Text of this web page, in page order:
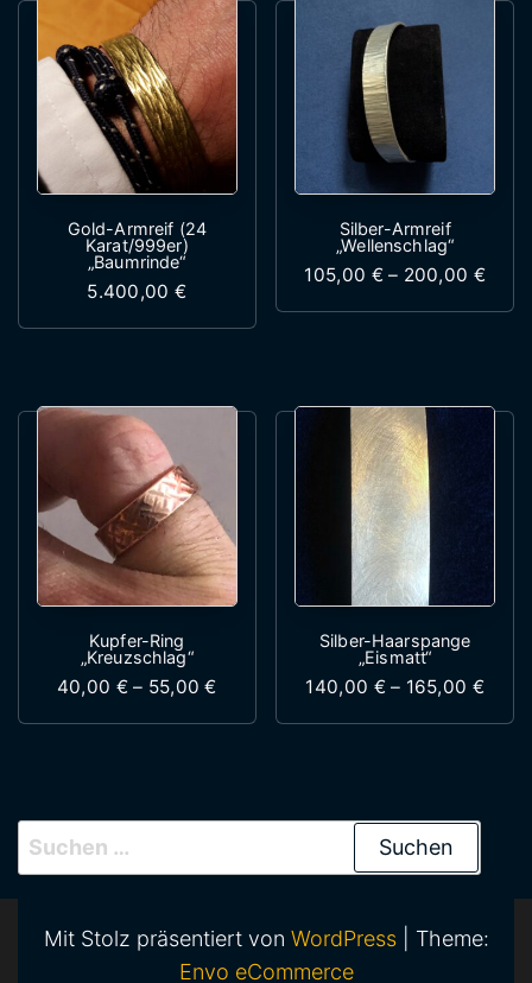
Gold-Armreif (24
Karat/999er)
„Baumrinde“
5.400,00€
Dieses Produkt weist mehrere
Silber-Armreif
„Wellenschlag“
105,00 € – 200,00 €
Dieses
Kupfer-Ring
„Kreuzschlag“
40,00 € – 55,00€ Preisspanne: 40,00 € bis 55,00 €
Dieses Produkt weist mehrere
Silber-Haarspange
„Eismatt“
140,00 € – 165,00 €
Dieses
Suchen nach:
Mit Stolz präsentiert von WordPress
Theme:
Envo eCommerce